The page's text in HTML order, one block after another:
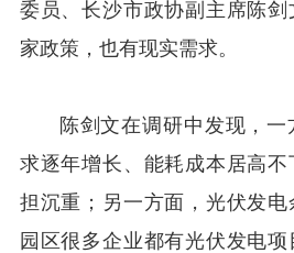
委员、长沙市政协副主席陈剑
家政策，也有现实需求。
陈剑文在调研中发现，
求逐年增长、能耗成本居高
担沉重；另一方面，光伏发电
园区很多企业都有光伏发电